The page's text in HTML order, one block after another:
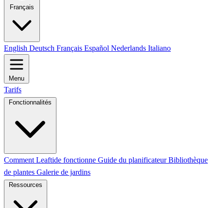
Français
English Deutsch Français Español Nederlands Italiano
Menu
Tarifs
Fonctionnalités
Comment Leaftide fonctionne Guide du planificateurBibliothèque
de plantes Galerie de jardins
Ressources